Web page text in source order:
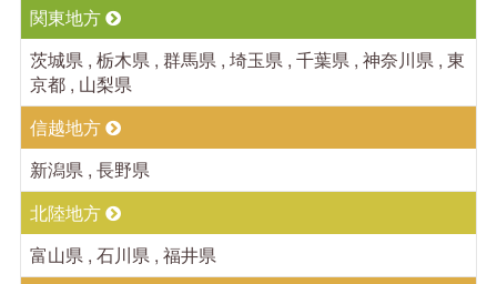
関東地方
茨城県 , 栃木県 , 群馬県 , 埼玉県 , 千葉県 , 神奈川県 , 東
京都 , 山梨県
信越地方
新潟県 , 長野県
北陸地方
富山県 , 石川県 , 福井県